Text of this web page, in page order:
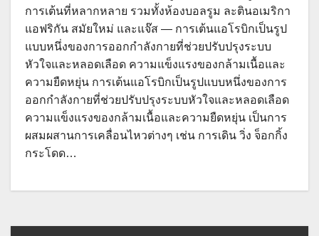
การเต้นที่หลากหลาย รวมทั้งห้องบอลรูม ละตินอเมริกา
แอฟริกัน สมัยใหม่ และแจ๊ส — การเต้นแอโรบิกเป็นรูป
แบบหนึ่งของการออกกำลังกายที่ช่วยปรับปรุงระบบ
หัวใจและหลอดเลือด ความแข็งแรงของกล้ามเนื้อและ
ความยืดหยุ่น การเต้นแอโรบิกเป็นรูปแบบหนึ่งของการ
ออกกำลังกายที่ช่วยปรับปรุงระบบหัวใจและหลอดเลือด
ความแข็งแรงของกล้ามเนื้อและความยืดหยุ่น เป็นการ
ผสมผสานการเคลื่อนไหวต่างๆ เช่น การเดิน วิ่ง จ็อกกิ้ง
กระโดด…